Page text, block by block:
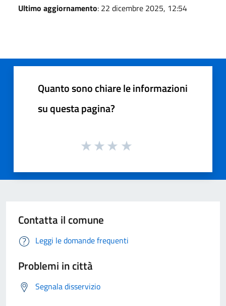
Ultimo aggiornamento: 22 dicembre 2025, 12:54
Quanto sono chiare le informazioni
su questa pagina?
Contatta il comune
Leggi le domande frequenti
Problemi in città
Segnala disservizio